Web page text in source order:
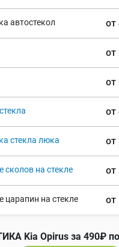
автостекол от
от
от
от
стекла люка от
сколов на стекле от
царапин на стекле от
Kia Opirus за 490₽